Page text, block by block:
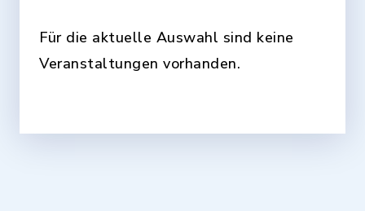
Für die aktuelle Auswahl sind keine
Veranstaltungen vorhanden.